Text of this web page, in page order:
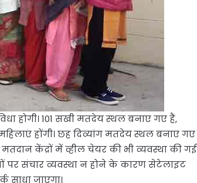
होगी। 101 सखी मतदेय स्थल बनाए गए हैं,
होंगी। छह दिव्यांग मतदेय स्थल बनाए गए
मतदान केंद्रों में व्हील चेयर की भी व्यवस्था की गई
पर संचार व्यवस्था न होने के कारण सेटेलाइट
जाएगा।